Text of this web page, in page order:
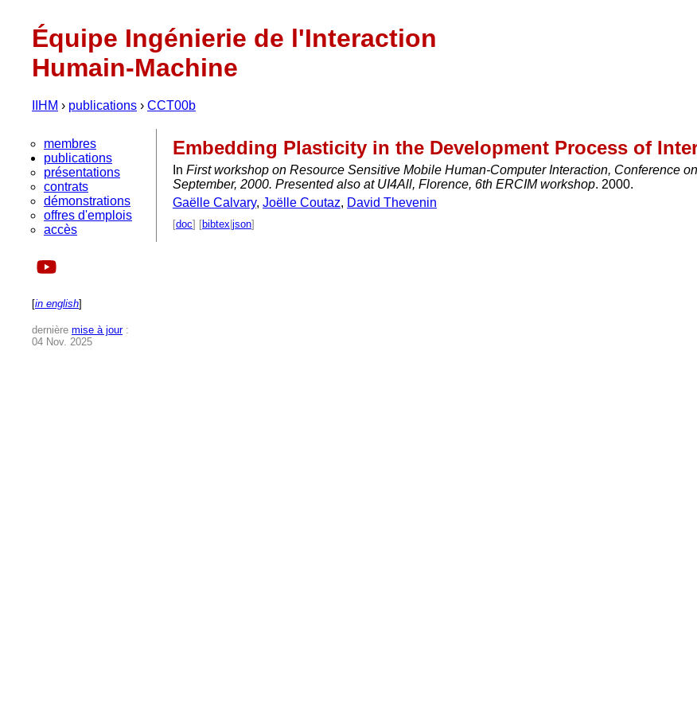
Équipe Ingénierie de l'Interaction
Humain-Machine
IIHM › publications › CCT00b
membres
publications
présentations
contrats
démonstrations
offres d'emplois
accès
[in english]
dernière mise à jour:
04 Nov. 2025
Embedding Plasticity in the Development Process of
In First workshop on Resource Sensitive Mobile Human-Computer Interaction, Conference
September, 2000. Presented also at UI4All, Florence, 6th ERCIM workshop. 2000.
Gaëlle Calvary, Joëlle Coutaz, David Thevenin
[doc] [bibtex json]